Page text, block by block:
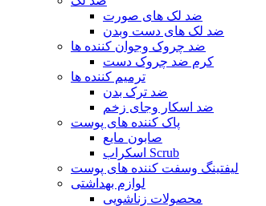
ضد لک های صورت
ضد لک های دست وبدن
ضد چروک وجوان کننده ها
کرم ضد چروک دست
ترمیم کننده ها
ضد ترک بدن
ضد اسکار وجای زخم
پاک کننده های پوست
صابون مایع
اسکراب Scrub
لیفتینگ وسفت کننده های پوست
لوازم بهداشتی
محصولات زناشویی